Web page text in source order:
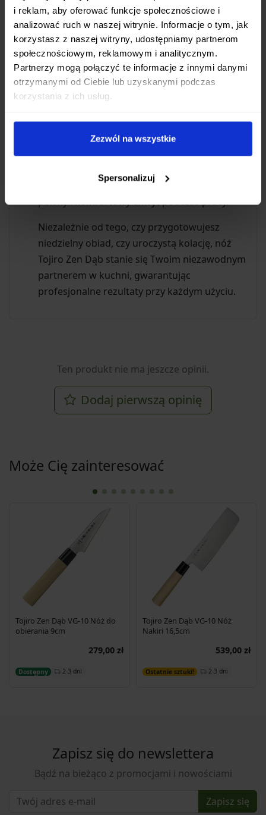
i reklam, aby oferować funkcje społecznościowe i
analizować ruch w naszej witrynie. Informacje o tym, jak
korzystasz z naszej witryny, udostępniamy partnerom
społecznościowym, reklamowym i analitycznym.
Partnerzy mogą połączyć te informacje z innymi danymi
otrzymanymi od Ciebie lub uzyskanymi podczas
korzystania z ich usług.
Zezwól na wszystkie
Spersonalizuj
Nóż Tojiro Zen Dąb to harmonijne połączenie
japońskiego rzemiosła z wysokiej jakości
materiałami:
Ostrze wykonane jest ztrójwarstwowego
laminatu , którego serce stanowi legendarna
VG-10
Stal VG-10 znana jest ze swojejwyjątkowej
twardości i długotrwałej ostrości
doskonałej odporności na korozję.
nie tylko pięknie wygląda, ale także zapewnia
pewny i komfortowy chwyt podczas pracy.
Niezależnie od tego, czy przygotowujesz
niedzielny obiad, czy uroczystą kolację, nóż
Tojiro Zen Dąb stanie się Twoim niezawodnym
partnerem w kuchni, gwarantując
profesjonalne rezultaty przy każdym użyciu.
Ten produkt nie ma jeszcze opinii.
Dodaj pierwszą opinię
Może Cię zainteresować
Tojiro Zen Dąb VG-10 Nóż do
obierania 9cm
279,00 zł
Dostępny 2-3 dni
Dodaj do koszyka
Tojiro Zen Dąb VG-10 Nóż
Nakiri 16,5cm
539,00 zł
Ostatnie sztuki! 2-3 dni
Dodaj do koszyka
Zapisz się do newslettera
Bądź na bieżąco z promocjami i nowościami
Zapisz się